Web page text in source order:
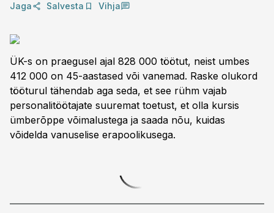
Jaga Salvesta Vihja
ÜK-s on praegusel ajal 828 000 töötut, neist umbes
412 000 on 45-aastased või vanemad. Raske olukord
tööturul tähendab aga seda, et see rühm vajab
personalitöötajate suuremat toetust, et olla kursis
ümberõppe võimalustega ja saada nõu, kuidas
võidelda vanuselise erapoolikusega.